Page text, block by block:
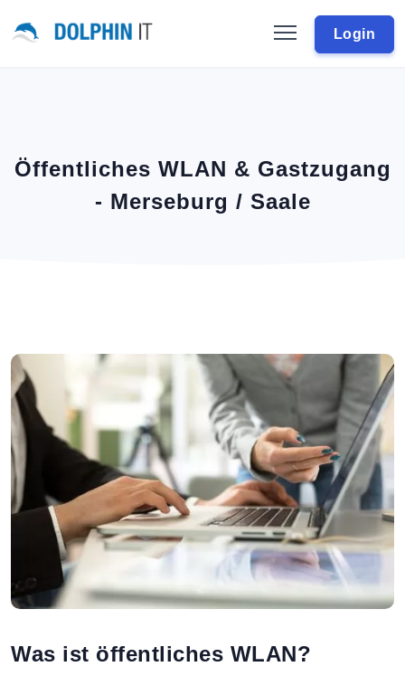
Login
Öffentliches WLAN & Gastzugang
- Merseburg / Saale
Was ist öffentliches WLAN?